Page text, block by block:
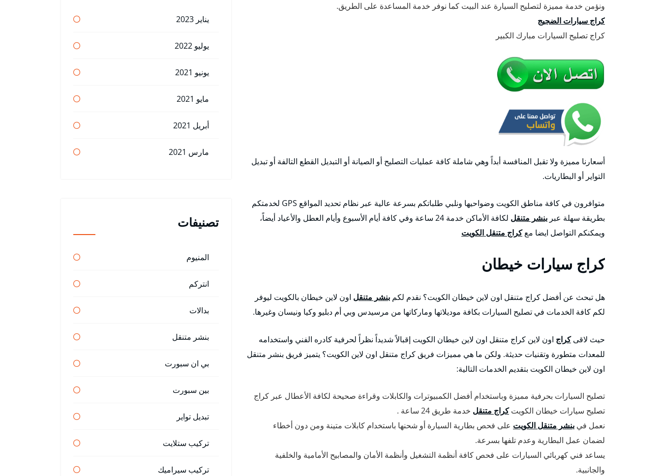
ونؤمن خدمة مميزة لتصليح السيارة عند البيت كما نوفر خدمة المساعدة على الطريق.
كراج سيارات الضجيج
كراج تصليح السيارات مبارك الكبير
أسعارنا مميزة ولا تقبل المنافسة أبداً وهي شاملة كافة عمليات التصليح أو الصيانة أو التبديل القطع التالفة أو تبديل
التواير أو البطاريات.
متوافرون في كافة مناطق الكويت وضواحيها ونلبي طلباتكم بسرعة عالية عبر نظام تحديد المواقع GPS لخدمتكم
بطريقة سهلة عبر بنشر متنقل
لكافة الأماكن خدمة 24 ساعة وفي كافة أيام الأسبوع وأيام العطل والأعياد أيضاً،
ويمكنكم التواصل ايضا معكراج متنقل الكويت
كراج سيارات خيطان
هل تبحث عن أفضل كراج متنقل اون لاين خيطان الكويت؟ نقدم لكم بنشر متنقل اون لاين خيطان بالكويت ليوفر
لكم كافة الخدمات في تصليح السيارات بكافة موديلاتها وماركاتها من مرسيدس وبي أم دبليو وكيا ونيسان وغيرها.
حيث لاقىكراج اون لاين كراج متنقل اون لاين خيطان الكويت إقبالاً شديداً نظراً لحرفية كادره الفني واستخدامه
للمعدات متطورة وتقنيات حديثة. ولكن ما هي مميزات فريق كراج متنقل اون لاين الكويت؟ يتميز فريق بنشر متنقل
اون لاين خيطان الكويت بتقديم الخدمات التالية:
تصليح السيارات بحرفية مميزة وباستخدام أفضل الكمبيوترات والكابلات وقراءة صحيحة لكافة الأعطال عبر كراج
تصليح سيارات خيطان الكويتكراج متنقل خدمة طريق 24 ساعة .
نعمل في بنشر متنقل الكويت على فحص بطارية السيارة أو شحنها باستخدام كابلات متينة ومن دون أخطاء
لضمان عمل البطارية وعدم تلفها بسرعة.
يساعد فني كهربائي السيارات على فحص كافة أنظمة التشغيل وأنظمة الأمان والمصابيح الأمامية والخلفية
والجانبية.
يناير 2023
يوليو 2022
يونيو 2021
مايو 2021
أبريل 2021
مارس 2021
تصنيفات
المنيوم
انتركم
بدالات
بنشر متنقل
بي ان سبورت
بين سبورت
تبديل تواير
تركيب ستلايت
تركيب سيراميك